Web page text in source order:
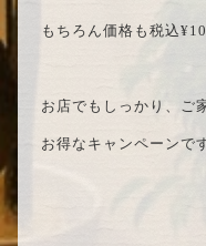
もちろん価格も税込
お店でもしっかり、ご
お得なキャンペーンで